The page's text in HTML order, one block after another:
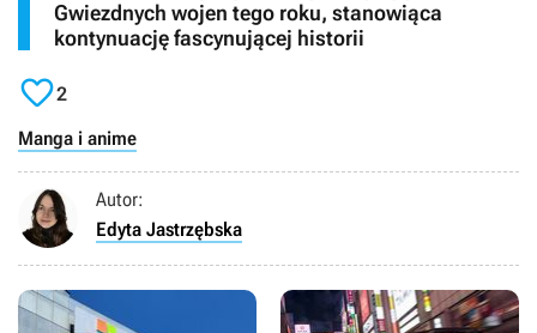
Gwiezdnych wojen tego roku, stanowiąca
kontynuację fascynującej historii
2
Manga i anime
Autor:
Edyta Jastrzębska